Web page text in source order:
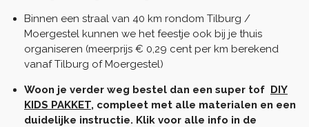
Binnen een straal van 40 km rondom Tilburg /
Moergestel kunnen we het feestje ook bij je thuis
organiseren (meerprijs € 0,29 cent per km berekend
vanaf Tilburg of Moergestel)
Woon je verder weg bestel dan een super tof DIY
KIDS PAKKET, compleet met alle materialen en een
duidelijke instructie. Klik voor alle info in de